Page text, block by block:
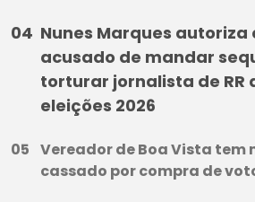
Nunes Marques
acusado de mandar
torturar jornalista de RR
eleições 2026
Vereador de Boa Vista tem
cassado por compra de